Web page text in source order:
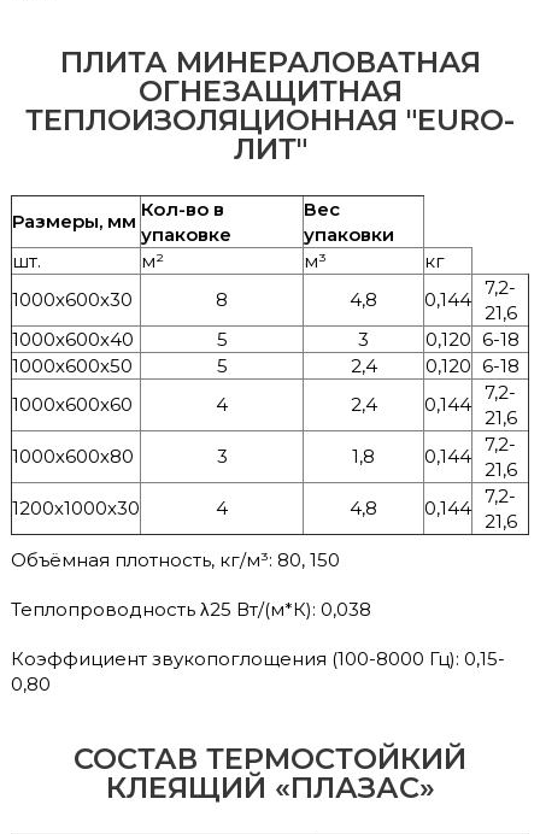
ПЛИТА МИНЕРАЛОВАТНАЯ
ОГНЕЗАЩИТНАЯ
ТЕПЛОИЗОЛЯЦИОННАЯ "EURO-
ЛИТ"
Размеры, мм
Кол-во в
упаковке
Вес
упаковки
шт.
м² м³
кг
1000х600х30
8 4,8 0,144
7,2-
21,6
1000х600х40
5 3 0,120 6-18
1000х600х50
5 2,4 0,120 6-18
1000х600х60
4 2,4 0,144
7,2-
21,6
1000х600х80
3 1,8 0,144
7,2-
21,6
1200х1000х30
4 4,8 0,144
7,2-
21,6
Объёмная плотность, кг/м³: 80, 150
Теплопроводность λ25 Вт/(м*К): 0,038
Коэффициент звукопоглощения (100-8000 Гц): 0,15-
0,80
СОСТАВ ТЕРМОСТОЙКИЙ
КЛЕЯЩИЙ «ПЛАЗАС»